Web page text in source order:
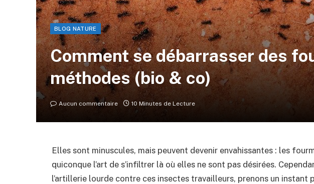
BLOG NATURE
Comment se débarrasser des
méthodes (bio & co)
Aucun commentaire 10 Minutes de Lecture
Elles sont minuscules, mais peuvent devenir envahissantes : les
quiconque l’art de s’infiltrer là où elles ne sont pas désirées.
l’artillerie lourde contre ces insectes travailleurs, prenons un instant